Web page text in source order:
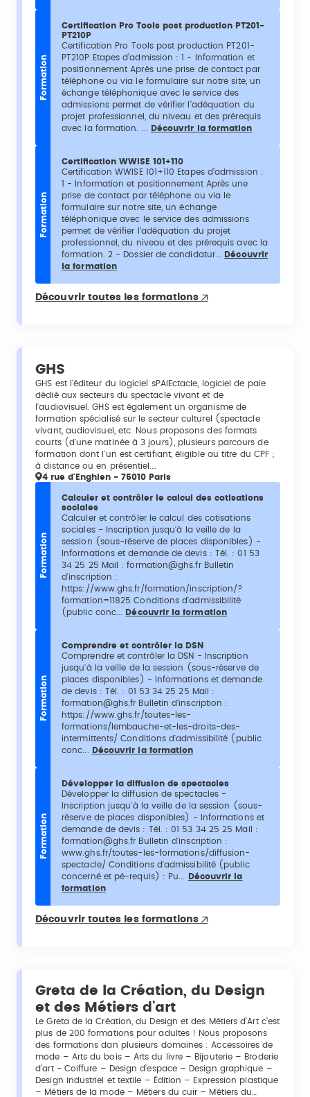
Formation
Certification Pro Tools post production PT201-
PT210P
Certification Pro Tools post production PT201-
PT210P Etapes d’admission : 1 - Information et
positionnement Après une prise de contact par
téléphone ou via le formulaire sur notre site, un
échange téléphonique avec le service des
admissions permet de vérifier l’adéquation du
projet professionnel, du niveau et des prérequis
avec la formation. ...
Découvrir la formation
Formation
Certification WWISE 101+110
Certification WWISE 101+110 Etapes d’admission :
1 - Information et positionnement Après une
prise de contact par téléphone ou via le
formulaire sur notre site, un échange
téléphonique avec le service des admissions
permet de vérifier l’adéquation du projet
professionnel, du niveau et des prérequis avec la
formation. 2 - Dossier de candidatur...
Découvrir
la formation
Découvrir toutes les formations
GHS
GHS est l'éditeur du logiciel sPAIEctacle, logiciel de paie
dédié aux secteurs du spectacle vivant et de
l'audiovisuel. GHS est également un organisme de
formation spécialisé sur le secteur culturel (spectacle
vivant, audiovisuel, etc. Nous proposons des formats
courts (d'une matinée à 3 jours), plusieurs parcours de
formation dont l'un est certifiant, éligible au titre du CPF ;
à distance ou en présentiel.…
4 rue d'Enghien - 75010 Paris
Formation
Calculer et contrôler le calcul des cotisations
sociales
Calculer et contrôler le calcul des cotisations
sociales - Inscription jusqu'à la veille de la
session (sous-réserve de places disponibles) -
Informations et demande de devis : Tél. : 01 53
34 25 25 Mail : formation@ghs.fr Bulletin
d'inscription :
https://www.ghs.fr/formation/inscription/?
formation=11825 Conditions d'admissibilité
(public conc...
Découvrir la formation
Formation
Comprendre et contrôler la DSN
Comprendre et contrôler la DSN - Inscription
jusqu'à la veille de la session (sous-réserve de
places disponibles) - Informations et demande
de devis : Tél. : 01 53 34 25 25 Mail :
formation@ghs.fr Bulletin d'inscription :
https://www.ghs.fr/toutes-les-
formations/lembauche-et-les-droits-des-
intermittents/ Conditions d'admissibilité (public
conc...
Découvrir la formation
Formation
Développer la diffusion de spectacles
Développer la diffusion de spectacles -
Inscription jusqu'à la veille de la session (sous-
réserve de places disponibles) - Informations et
demande de devis : Tél. : 01 53 34 25 25 Mail :
formation@ghs.fr Bulletin d'inscription :
www.ghs.fr/toutes-les-formations/diffusion-
spectacle/ Conditions d'admissibilité (public
concerné et pé-requis) : Pu...
Découvrir la
formation
Découvrir toutes les formations
Greta de la Création, du Design
et des Métiers d'art
Le Greta de la Création, du Design et des Métiers d’Art c’est
plus de 200 formations pour adultes ! Nous proposons
des formations dan plusieurs domaines : Accessoires de
mode – Arts du bois – Arts du livre – Bijouterie – Broderie
d’art - Coiffure – Design d’espace – Design graphique –
Design industriel et textile – Édition – Expression plastique
– Métiers de la mode – Métiers du cuir – Métiers du…